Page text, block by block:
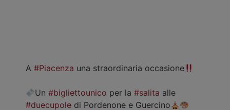
A #Piacenza una straordinaria occasione
Un#bigliettounico per la#salita alle
#duecupole di Pordenone e Guercino